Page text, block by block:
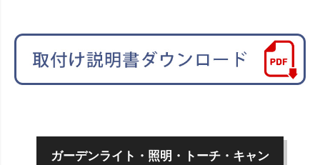
ガーデンライト・照明・トーチ・キャン